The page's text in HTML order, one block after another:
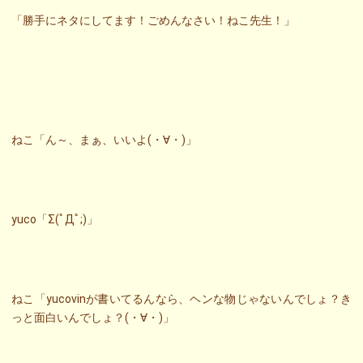
「勝手にネタにしてます！ごめんなさい！ねこ先生！」
ねこ「ん～、まぁ、いいよ(・∀・)」
yuco「Σ(ﾟДﾟ;)」
ねこ「yucovinが書いてるんなら、ヘンな物じゃないんでしょ？き
っと面白いんでしょ？(・∀・)」